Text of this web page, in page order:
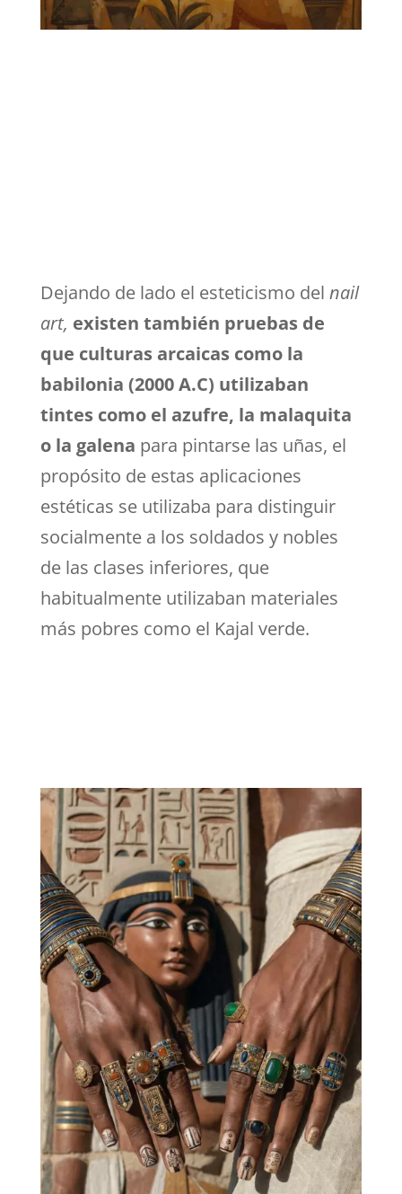
Dejando de lado el esteticismo del nail
art, existen también pruebas de
que culturas arcaicas como la
babilonia (2000 A.C) utilizaban
tintes como el azufre, la malaquita
o la galena para pintarse las uñas, el
propósito de estas aplicaciones
estéticas se utilizaba para distinguir
socialmente a los soldados y nobles
de las clases inferiores, que
habitualmente utilizaban materiales
más pobres como el Kajal verde.